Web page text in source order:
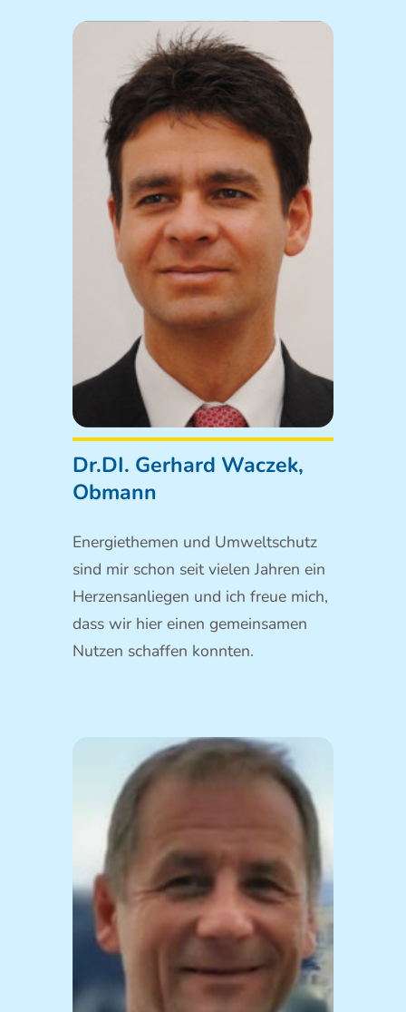
Dr.DI. Gerhard Waczek,
Obmann
Energiethemen und Umweltschutz
sind mir schon seit vielen Jahren ein
Herzensanliegen und ich freue mich,
dass wir hier einen gemeinsamen
Nutzen schaffen konnten.